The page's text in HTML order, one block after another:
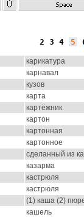
2 3 4 5
карикатура
карнавал
кузов
карта
картёжник
картон
картонная
картонное
сделанный из
казарма
кастрюля
кастрюля
(1) каша (2)
кашель